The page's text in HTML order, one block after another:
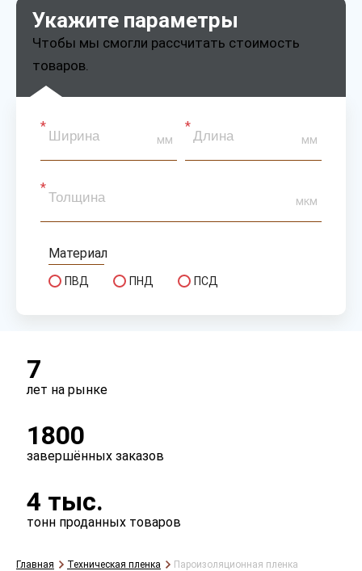
Укажите параметры
Чтобы мы смогли рассчитать стоимость
товаров.
мм мм
мкм
Материал
ПВД ПНД ПСД
рукав
7
лет на рынке
1800
завершённых заказов
4 тыс.
тонн проданных товаров
Главная Техническая пленка Пароизоляционная пленка